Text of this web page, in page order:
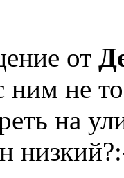
от
ним не
на